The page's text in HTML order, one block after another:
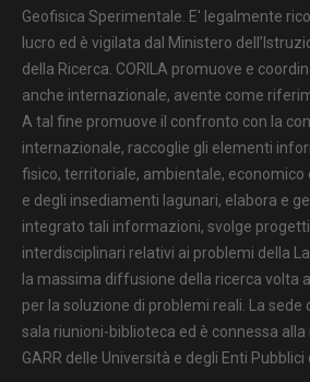
Geofisica Sperimentale. E' legalmente
lucro ed è vigilata dal Ministero
della Ricerca. CORILA promuove e
anche internazionale, avente come
A tal fine promuove il confronto con la
internazionale, raccoglie gli elementi
fisico, territoriale, ambientale, economico
e degli insediamenti lagunari, elabora e
integrato tali informazioni, svolge
interdisciplinari relativi ai problemi della
la massima diffusione della ricerca volta
per la soluzione di problemi reali. La sede
sala riunioni-biblioteca ed è connessa
GARR delle Università e degli Enti Pubblici